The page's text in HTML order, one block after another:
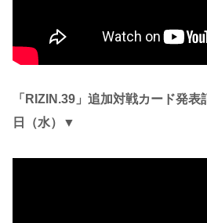
「RIZIN.39」追加対戦カード発
日（水）▼